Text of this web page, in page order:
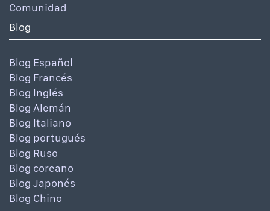
Comunidad
Blog
Blog Español
Blog Francés
Blog Inglés
Blog Alemán
Blog Italiano
Blog portugués
Blog Ruso
Blog coreano
Blog Japonés
Blog Chino